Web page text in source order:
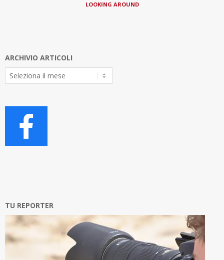
LOOKING AROUND
ARCHIVIO ARTICOLI
Archivio
Articoli
TU REPORTER